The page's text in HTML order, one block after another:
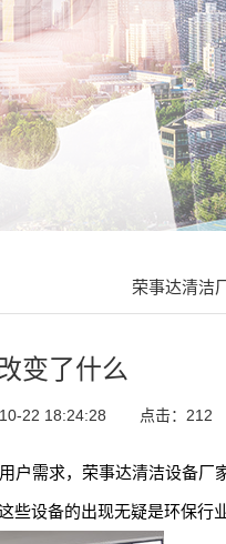
荣事达清洁
变了什么
22 18:24:28 点击： 212
需求，荣事达清洁设备厂
设备的出现无疑是环保行